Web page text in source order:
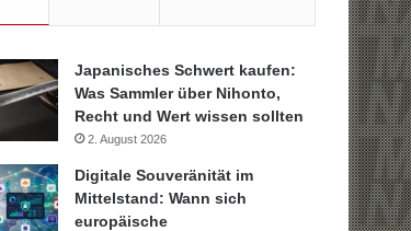
Japanisches Schwert kaufen:
Was Sammler über Nihonto,
Recht und Wert wissen sollten
2. August 2026
Digitale Souveränität im
Mittelstand: Wann sich
europäische